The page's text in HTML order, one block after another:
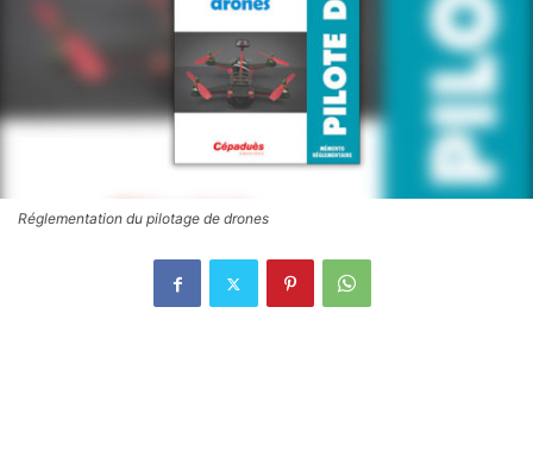
Réglementation du pilotage de drones